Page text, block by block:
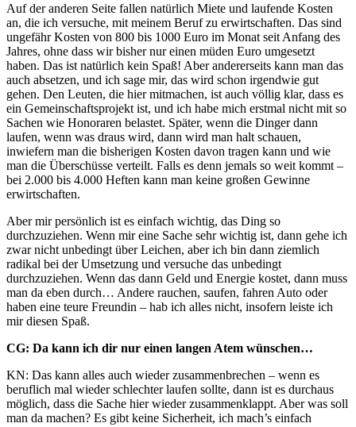
Auf der anderen Seite fallen natürlich Miete und laufende Kosten
an, die ich versuche, mit meinem Beruf zu erwirtschaften. Das sind
ungefähr Kosten von 800 bis 1000 Euro im Monat seit Anfang des
Jahres, ohne dass wir bisher nur einen müden Euro umgesetzt
haben. Das ist natürlich kein Spaß! Aber andererseits kann man das
auch absetzen, und ich sage mir, das wird schon irgendwie gut
gehen. Den Leuten, die hier mitmachen, ist auch völlig klar, dass es
ein Gemeinschaftsprojekt ist, und ich habe mich erstmal nicht mit so
Sachen wie Honoraren belastet. Später, wenn die Dinger dann
laufen, wenn was draus wird, dann wird man halt schauen,
inwiefern man die bisherigen Kosten davon tragen kann und wie
man die Überschüsse verteilt. Falls es denn jemals so weit kommt –
bei 2.000 bis 4.000 Heften kann man keine großen Gewinne
erwirtschaften.
Aber mir persönlich ist es einfach wichtig, das Ding so
durchzuziehen. Wenn mir eine Sache sehr wichtig ist, dann gehe ich
zwar nicht unbedingt über Leichen, aber ich bin dann ziemlich
radikal bei der Umsetzung und versuche das unbedingt
durchzuziehen. Wenn das dann Geld und Energie kostet, dann muss
man da eben durch… Andere rauchen, saufen, fahren Auto oder
haben eine teure Freundin – hab ich alles nicht, insofern leiste ich
mir diesen Spaß.
CG: Da kann ich dir nur einen langen Atem wünschen…
KN: Das kann alles auch wieder zusammenbrechen – wenn es
beruflich mal wieder schlechter laufen sollte, dann ist es durchaus
möglich, dass die Sache hier wieder zusammenklappt. Aber was soll
man da machen? Es gibt keine Sicherheit, ich mach’s einfach